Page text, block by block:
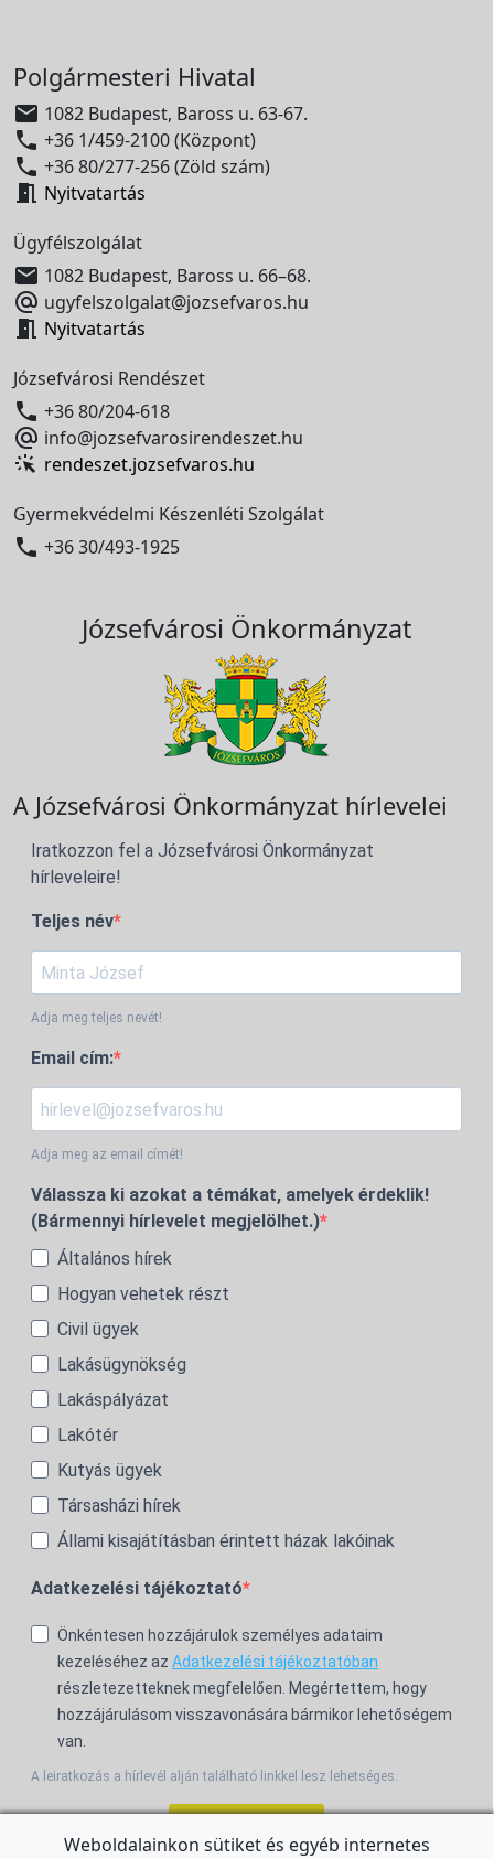
Polgármesteri Hivatal
 1082 Budapest, Baross u. 63-67.
 +36 1/459-2100 (Központ)
 +36 80/277-256 (Zöld szám)
 Nyitvatartás
Ügyfélszolgálat
 1082 Budapest, Baross u. 66–68.
 ugyfelszolgalat@jozsefvaros.hu
 Nyitvatartás
Józsefvárosi Rendészet
 +36 80/204-618
 info@jozsefvarosirendeszet.hu
rendeszet.jozsefvaros.hu
Gyermekvédelmi Készenléti Szolgálat
 +36 30/493-1925
Józsefvárosi Önkormányzat
A Józsefvárosi Önkormányzat hírlevelei
Iratkozzon fel a Józsefvárosi Önkormányzat
hírleveleire!
Teljes név
Adja meg teljes nevét!
Email cím:
Adja meg az email címét!
Válassza ki azokat a témákat, amelyek érdeklik!
(Bármennyi hírlevelet megjelölhet.)
Általános hírek
Hogyan vehetek részt
Civil ügyek
Lakásügynökség
Lakáspályázat
Lakótér
Kutyás ügyek
Társasházi hírek
Állami kisajátításban érintett házak lakóinak
Adatkezelési tájékoztató
Önkéntesen hozzájárulok személyes adataim
kezeléséhez az Adatkezelési tájékoztatóban
részletezetteknek megfelelően. Megértettem, hogy
hozzájárulásom visszavonására bármikor lehetőségem
van.
A leiratkozás a hírlevél alján található linkkel lesz lehetséges.
Weboldalainkon sütiket és egyéb internetes